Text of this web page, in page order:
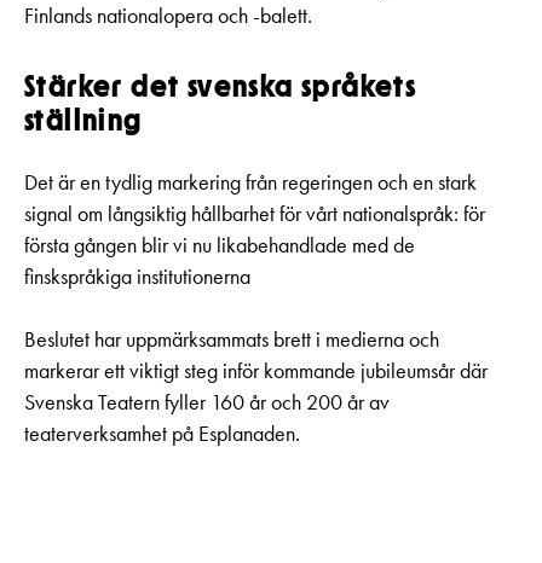
Finlands nationalopera och -balett.
Stärker det svenska språkets
ställning
Det är en tydlig markering från regeringen och en stark
signal om långsiktig hållbarhet för vårt nationalspråk: för
första gången blir vi nu likabehandlade med de
finskspråkiga institutionerna
Beslutet har uppmärksammats brett i medierna och
markerar ett viktigt steg inför kommande jubileumsår där
Svenska Teatern fyller 160 år och 200 år av
teaterverksamhet på Esplanaden.